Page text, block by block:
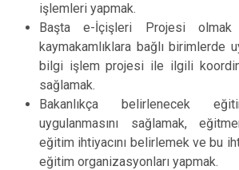
işlemleri yapmak.
Başta e-İçişleri Projesi
kaymakamlıklara bağlı birimlerde
bilgi işlem projesi ile ilgili
sağlamak.
Bakanlıkça belirlenecek
uygulanmasını sağlamak,
eğitim ihtiyacını belirlemek ve bu
eğitim organizasyonları yapmak.